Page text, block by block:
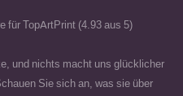
für TopArtPrint (4.93 aus 5)
und nichts macht uns glücklicher
Sie sich an, was sie über